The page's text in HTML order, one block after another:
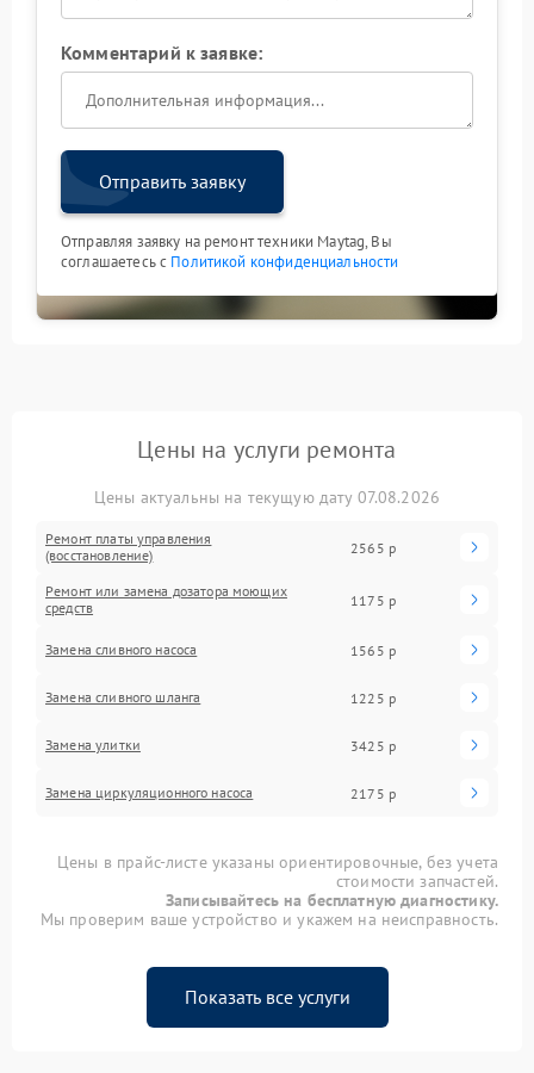
Комментарий к заявке:
Отправить заявку
Отправляя заявку на ремонт техники Maytag, Вы
соглашаетесь с Политикой конфиденциальности
Цены на услуги ремонта
Цены актуальны на текущую дату 07.08.2026
Ремонт платы управления
(восстановление)
2565 р
Ремонт или замена дозатора моющих
средств
1175 р
Замена сливного насоса 1565 р
Замена сливного шланга 1225 р
Замена улитки 3425 р
Замена циркуляционного насоса 2175 р
Цены в прайс-листе указаны ориентировочные, без учета
стоимости запчастей.
Записывайтесь на бесплатную диагностику.
Мы проверим ваше устройство и укажем на неисправность.
Показать все услуги